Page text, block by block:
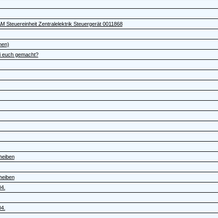
Steuereinheit Zentralelektrik Steuergerät 0011868
euch gemacht?